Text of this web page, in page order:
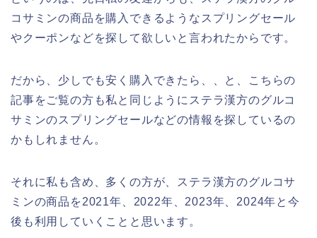
コサミンの商品を購入できるようなスプリングセール
やクーポンなどを探して欲しいと言われたからです。
だから、少しでも安く購入できたら、、と、こちらの
記事をご覧の方も私と同じようにステラ漢方のグルコ
サミンのスプリングセールなどの情報を探しているの
かもしれません。
それに私も含め、多くの方が、ステラ漢方のグルコサ
ミンの商品を2021年、2022年、2023年、2024年と今
後も利用していくことと思います。